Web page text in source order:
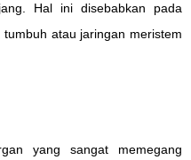
Hal ini disebabkan pada
atau jaringan meristem
yang sangat memegang